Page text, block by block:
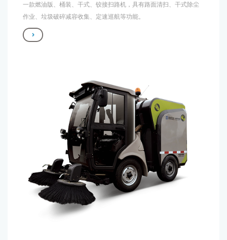
一款燃油版、桶装、干式、铰接扫路机，具有路面清扫、干式除尘
作业、垃圾破碎减容收集、定速巡航等功能。